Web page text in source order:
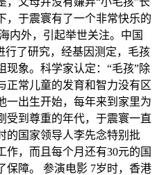
，于震寰有了一个非常快乐的
内外，引起举世关注。中国
行了研究，经基因测定，毛孩
现象。科学家认定：“毛孩”除
正常儿童的发育和智力没有区
一出生开始，每年来到家里为
受到尊重的年代，于震寰一直
的国家领导人李先念特别批
作，而且每个月还有30元的国
保障。 参演电影 7岁时，香港